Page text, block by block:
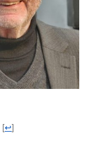
[↩]